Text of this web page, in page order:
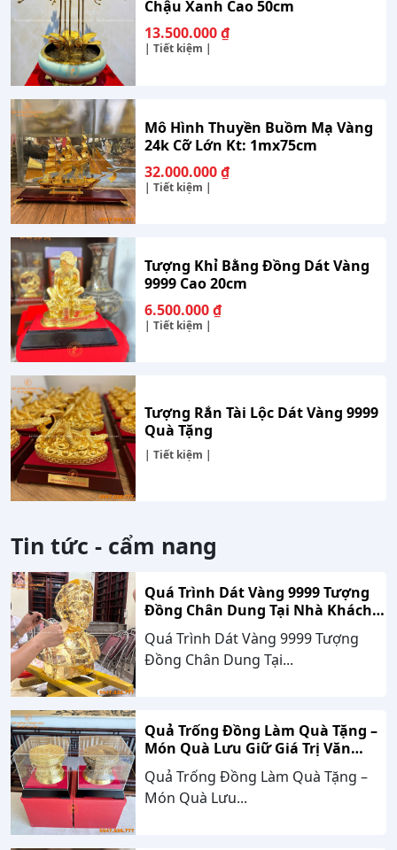
Chậu Xanh Cao 50cm
13.500.000₫
| Tiết kiệm |
Mô Hình Thuyền Buồm Mạ Vàng
24k Cỡ Lớn Kt: 1mx75cm
32.000.000₫
| Tiết kiệm |
Tượng Khỉ Bằng Đồng Dát Vàng
9999 Cao 20cm
6.500.000₫
| Tiết kiệm |
Tượng Rắn Tài Lộc Dát Vàng 9999
Quà Tặng
| Tiết kiệm |
Tin tức - cẩm nang
Quá Trình Dát Vàng 9999 Tượng
Đồng Chân Dung Tại Nhà Khách
Hàng Nghệ An
Quá Trình Dát Vàng 9999 Tượng
Đồng Chân Dung Tại...
Quả Trống Đồng Làm Quà Tặng –
Món Quà Lưu Giữ Giá Trị Văn
Hóa, Gắn Kết Thành Công
Quả Trống Đồng Làm Quà Tặng –
Món Quà Lưu...